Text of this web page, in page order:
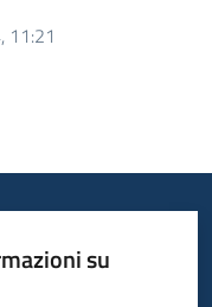
11:21
su